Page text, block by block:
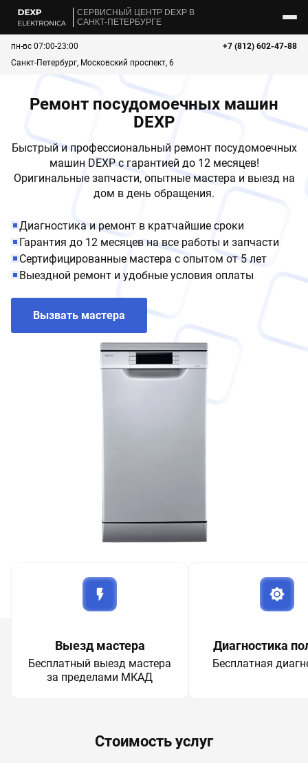
CЕРВИСНЫЙ ЦЕНТР DEXP В
САНКТ-ПЕТЕРБУРГЕ
+7 (812) 602-47-88
пн-вс 07:00-23:00
Санкт-Петербург, Московский проспект, 6
Ремонт посудомоечных машин
DEXP
Быстрый и профессиональный ремонт посудомоечных
машин DEXP с гарантией до 12 месяцев!
Оригинальные запчасти, опытные мастера и выезд на
дом в день обращения.
Диагностика и ремонт в кратчайшие сроки
Гарантия до 12 месяцев на все работы и запчасти
Сертифицированные мастера с опытом от 5 лет
Выездной ремонт и удобные условия оплаты
Вызвать мастера
Выезд мастера
Бесплатный выезд мастера
за пределами МКАД
Диагностика
Бесплатная
Стоимость услуг